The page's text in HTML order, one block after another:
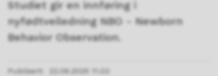
Studiet gir en innføring i
nyfødtveiledning NBO - Newborn
Behavior Observation.
Publisert 22.09.2025 11.03